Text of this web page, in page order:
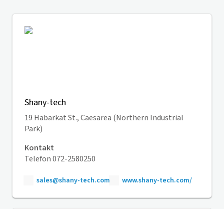
Shany-tech
19 Habarkat St., Caesarea (Northern Industrial
Park)
Kontakt
Telefon 072-2580250
sales@shany-tech.com www.shany-tech.com/